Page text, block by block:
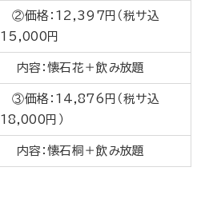
②価格：12,397円（税サ込
15,000円
内容：懐石花＋飲み放題
③価格：14,876円（税サ込
18,000円）
内容：懐石桐＋飲み放題